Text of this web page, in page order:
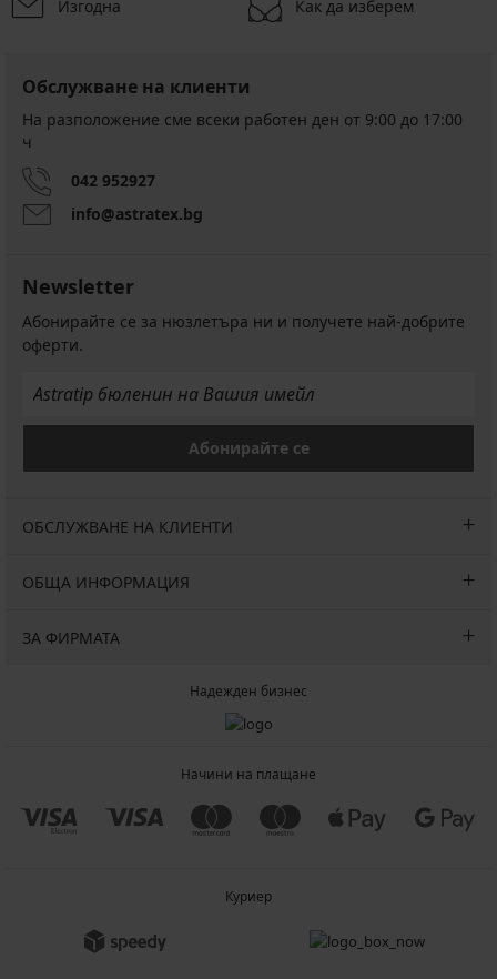
Изгодна Как да изберем
Обслужване на клиенти
На разположение сме всеки работен ден от 9:00 до 17:00
ч
042 952927
info@astratex.bg
Newsletter
Абонирайте се за нюзлетъра ни и получете най-добрите
оферти.
Абонирайте се
ОБСЛУЖВАНЕ НА КЛИЕНТИ
ОБЩА ИНФОРМАЦИЯ
ЗА ФИРМАТА
Надежден бизнес
Начини на плащане
Куриер